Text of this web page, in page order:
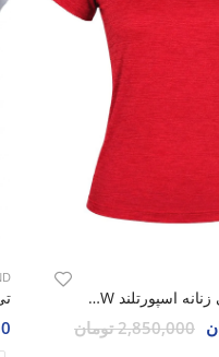
تی شرت ورزشی زنانه اسپورتلند SHIFT Lumin W
2,850,000 تومان